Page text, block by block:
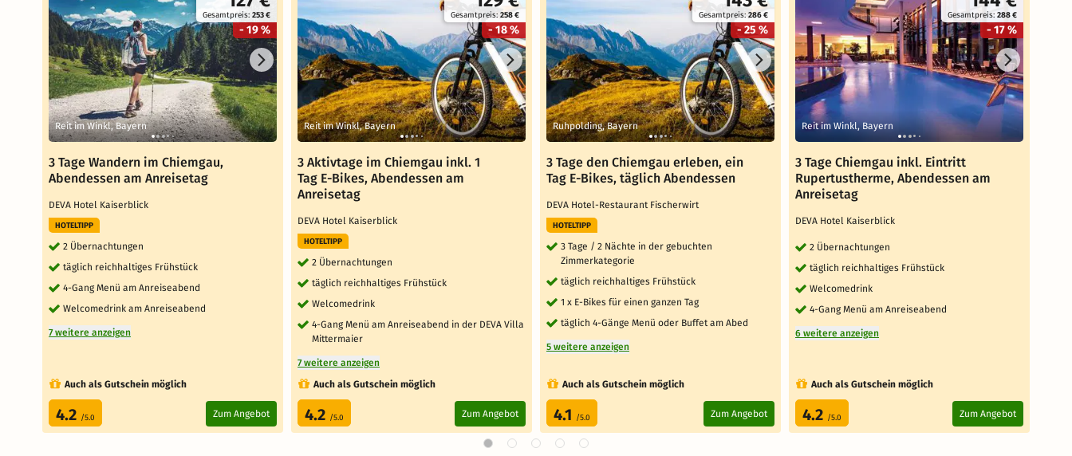
Gesamtpreis: 253 €
- 19 %
Reit im Winkl, Bayern
3 Tage Wandern im Chiemgau,
Abendessen am Anreisetag
DEVA Hotel Kaiserblick
HOTELTIPP
2 Übernachtungen
täglich reichhaltiges Frühstück
4-Gang Menü am Anreiseabend
Welcomedrink am Anreiseabend
7 weitere anzeigen
Auch als Gutschein möglich
4.2 /5.0 Zum Angebot
Gesamtpreis: 258 €
- 18 %
Reit im Winkl, Bayern
3 Aktivtage im Chiemgau inkl. 1
Tag E-Bikes, Abendessen am
Anreisetag
DEVA Hotel Kaiserblick
HOTELTIPP
2 Übernachtungen
täglich reichhaltiges Frühstück
Welcomedrink
4-Gang Menü am Anreiseabend in der DEVA Villa
Mittermaier
7 weitere anzeigen
Auch als Gutschein möglich
4.2 /5.0 Zum Angebot
Gesamtpreis: 286 €
- 25 %
Ruhpolding, Bayern
3 Tage den Chiemgau erleben, ein
Tag E-Bikes, täglich Abendessen
DEVA Hotel-Restaurant Fischerwirt
HOTELTIPP
3 Tage / 2 Nächte in der gebuchten
Zimmerkategorie
täglich reichhaltiges Frühstück
1 x E-Bikes für einen ganzen Tag
täglich 4-Gänge Menü oder Buffet am Abed
5 weitere anzeigen
Auch als Gutschein möglich
4.1 /5.0 Zum Angebot
Gesamtpreis: 288 €
- 17 %
Reit im Winkl, Bayern
3 Tage Chiemgau inkl. Eintritt
Rupertustherme, Abendessen am
Anreisetag
DEVA Hotel Kaiserblick
2 Übernachtungen
täglich reichhaltiges Frühstück
Welcomedrink
4-Gang Menü am Anreiseabend
6 weitere anzeigen
Auch als Gutschein möglich
4.2 /5.0 Zum Angebot